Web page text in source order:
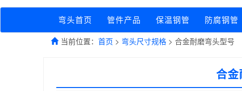
弯头首页 管件产品 保温钢管 防腐钢管
当前位置： 首页 > 弯头尺寸规格 > 合金耐磨弯头型号
合